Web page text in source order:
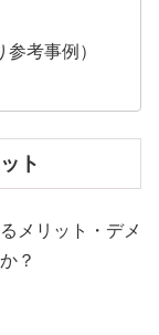
参考事例）
ト
メリット・デメ
？